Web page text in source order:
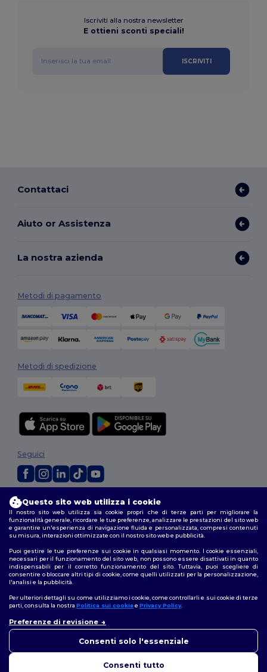
Iscriviti alla nostra newsletter
E ottieni sconti speciali!
ISCRIVITI
Contattaci
Aiuto or Assistenza
La nostra azienda
Metodi di pagamento
Metodi di spedizione
2026. Tutti i diritti riservati
Termini e Condizioni|Politica di personalizzazione|Informativa sulla
privacy|Politica sui cookie|Site Map
Seguici
Roma Milano Napoli Torino Palermo | Genova Bologna Firenze
Catania| Bari
Questo sito web utilizza i cookie
Il nostro sito web utilizza sia cookie propri che di terze parti per migliorare la
funzionalità generale, ricordare le tue preferenze, analizzare le prestazioni del sito web
e garantire un'esperienza di navigazione fluida e personalizzata, compresi contenuti
su misura, interazioni ottimizzate con il nostro sito web e pubblicità.
Puoi gestire le tue preferenze sui cookie in qualsiasi momento. I cookie essenziali,
necessari per il funzionamento del sito web, non possono essere disattivati in quanto
indispensabili per il corretto funzionamento del sito. Tuttavia, puoi scegliere di
consentire o bloccare altri tipi di cookie, come quelli utilizzati per la personalizzazione,
l'analisi e la pubblicità.
Per ulteriori dettagli su come utilizziamo i cookie, come controllarli e sui cookie di terze
parti, consulta la nostra Politica sui cookiee Privacy Policy.
Preferenze di revisione
Consenti solo l'essenziale
Consenti tutto
puoi contattarci in qualsiasi
qui per aiutarti.